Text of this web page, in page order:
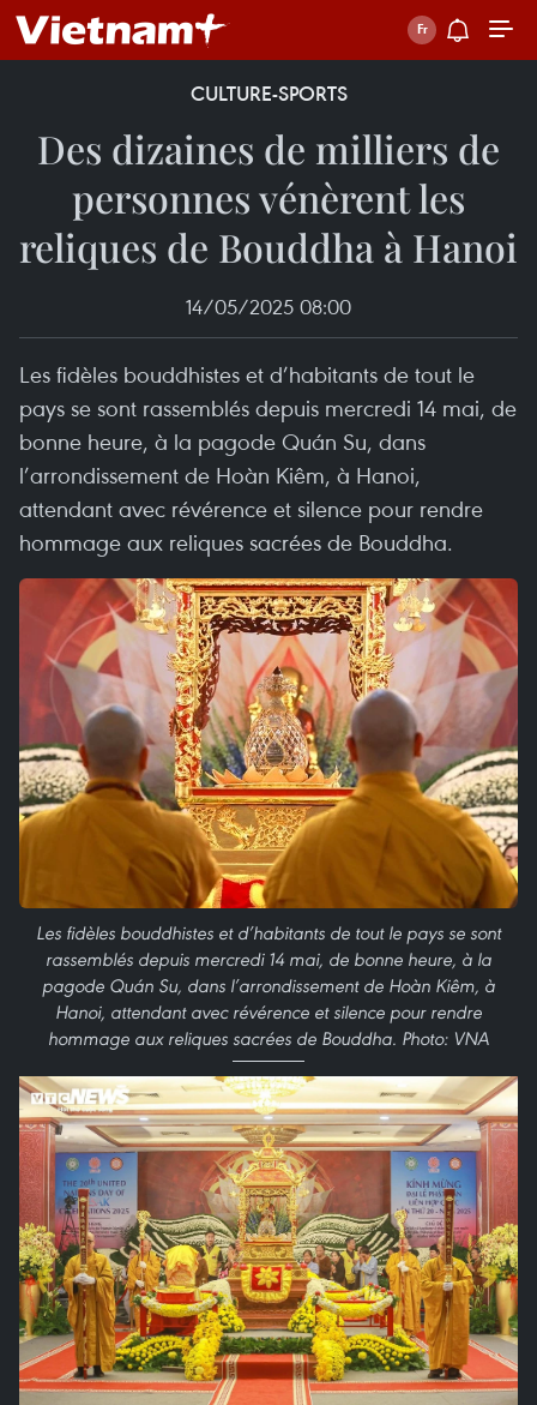
CULTURE-SPORTS
Des dizaines de milliers de
personnes vénèrent les
reliques de Bouddha à Hanoi
14/05/2025 08:00
Les fidèles bouddhistes et d’habitants de tout le
pays se sont rassemblés depuis mercredi 14 mai, de
bonne heure, à la pagode Quán Su, dans
l’arrondissement de Hoàn Kiêm, à Hanoi,
attendant avec révérence et silence pour rendre
hommage aux reliques sacrées de Bouddha.
Les fidèles bouddhistes et d’habitants de tout le pays se sont
rassemblés depuis mercredi 14 mai, de bonne heure, à la
pagode Quán Su, dans l’arrondissement de Hoàn Kiêm, à
Hanoi, attendant avec révérence et silence pour rendre
hommage aux reliques sacrées de Bouddha. Photo: VNA